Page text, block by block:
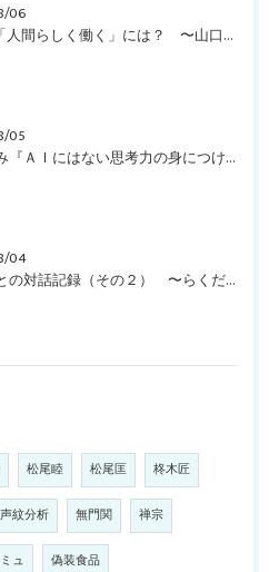
06
AI時代に「人間らしく働く」には？ 〜山口周さんのインタビュー記事、動画より〜
05
今井むつみ『ＡＩにはない思考力の身につけ方 ことばの学びはなぜ大切なのか？』
04
生成ＡＩとの対話記録（その２） 〜らくだメソッドによる自己観察をめぐって〜
松尾睦 松尾匡 柊木匠
声紋分析 無門関 禅宗
ュ 偽装食品